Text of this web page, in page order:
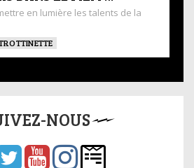
en lumière les talents de la
NOUS